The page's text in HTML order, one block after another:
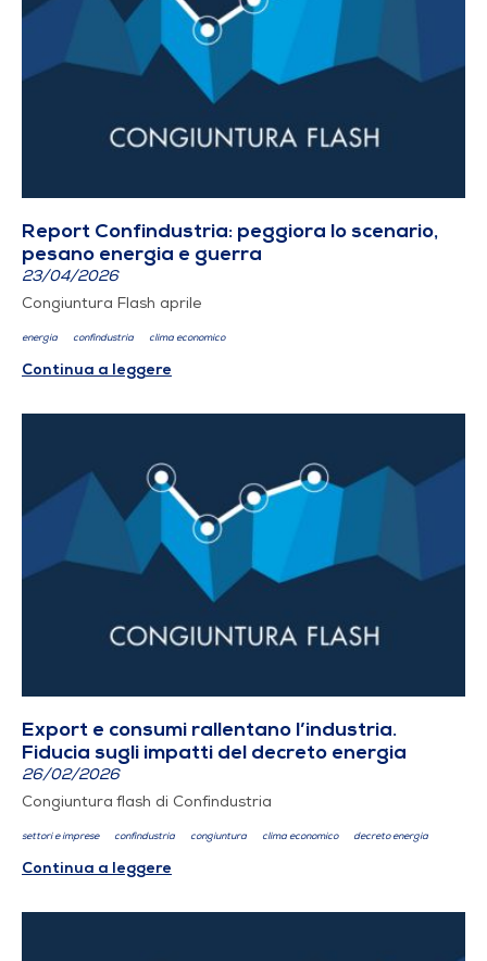
Report Confindustria: peggiora lo scenario,
pesano energia e guerra
23/04/2026
Congiuntura Flash aprile
energia confindustria clima economico
Continua a leggere
Export e consumi rallentano l’industria.
Fiducia sugli impatti del decreto energia
26/02/2026
Congiuntura flash di Confindustria
settori e imprese confindustria congiuntura clima economico decreto energia
Continua a leggere